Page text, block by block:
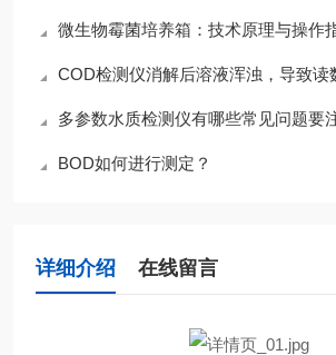
微生物霉菌培养箱：技术原理与操作
COD检测仪消解后溶液浑浊，导致读数
多参数水质检测仪有哪些常见问题要
BOD如何进行测定？
详细介绍 在线留言